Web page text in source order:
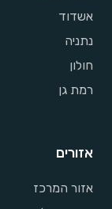
אשדוד
נתניה
חולון
רמת גן
אזורים
אזור המרכז